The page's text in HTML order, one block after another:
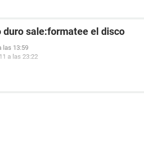
duro sale:formatee el disco
las 13:59
a las 23:22